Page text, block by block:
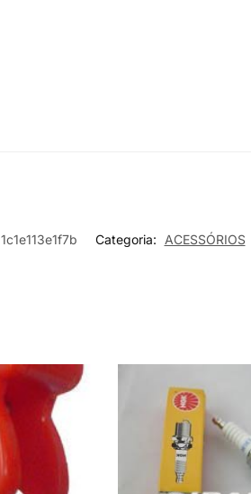
1c1e113e1f7b Categoria: ACESSÓRIOS